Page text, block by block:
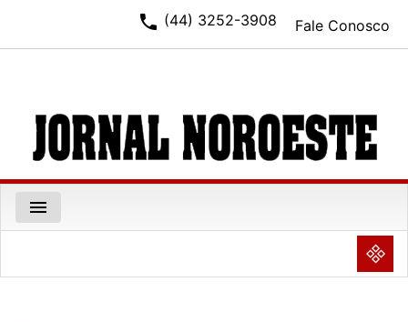
Fale Conosco
phone (44) 3252-3908
menu
NULL